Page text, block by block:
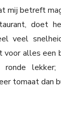
mij betreft
doet
veel
voor alles
lekker;
tomaat dan